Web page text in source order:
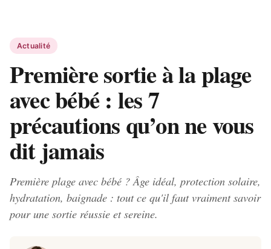
Actualité
Première sortie à la plage
avec bébé : les 7
précautions qu’on ne vous
dit jamais
Première plage avec bébé ? Âge idéal, protection solaire,
hydratation, baignade : tout ce qu'il faut vraiment savoir
pour une sortie réussie et sereine.